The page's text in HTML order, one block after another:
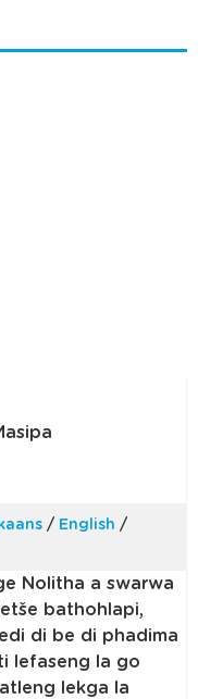
/ English /
Nolitha a swarwa
bathohlapi,
di be di phadima
lefaseng la go
lekga la